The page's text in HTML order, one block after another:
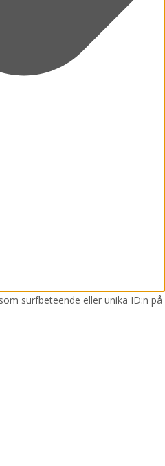
surfbeteende eller unika ID:n på